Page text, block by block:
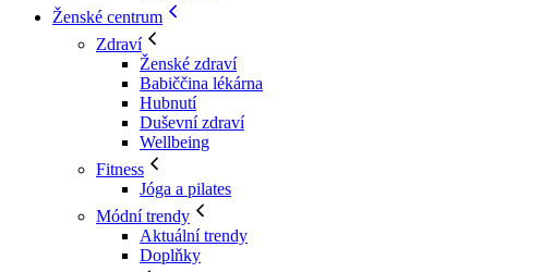
Ženské centrum
Zdraví
Ženské zdraví
Babiččina lékárna
Hubnutí
Duševní zdraví
Wellbeing
Fitness
Jóga a pilates
Módní trendy
Aktuální trendy
Doplňky